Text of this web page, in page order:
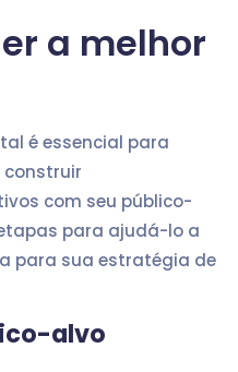
a melhor
é essencial para
com seu público-
para ajudá-lo a
para sua estratégia de
alvo